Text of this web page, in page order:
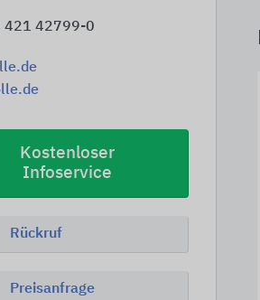
421 42799-0
Kostenloser
Infoservice
Rückruf
Preisanfrage